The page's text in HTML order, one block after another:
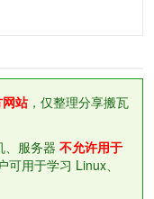
站，仅整理分享搬瓦
、服务器 不允许用于
可用于学习 Linux、